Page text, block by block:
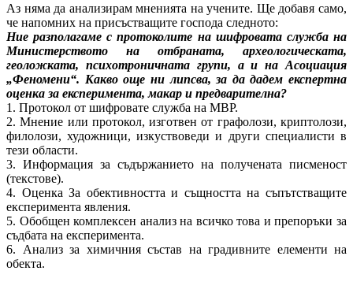
Аз няма да анализирам мненията на учените. Ще добавя само,
че напомних на присъстващите господа следното:
Ние разполагаме с протоколите на шифровата служба на
Министерството на отбраната, археологическата,
геоложката, психотроничната групи, а и на Асоциация
„Феномени“. Какво още ни липсва, за да дадем експертна
оценка за експеримента, макар и предварителна?
1. Протокол от шифровате служба на МВР.
2. Мнение или протокол, изготвен от графолози, криптолози,
филолози, художници, изкуствоведи и други специалисти в
тези области.
3. Информация за съдържанието на получената писменост
(текстове).
4. Оценка За обективността и същността на съпътстващите
експеримента явления.
5. Обобщен комплексен анализ на всичко това и препоръки за
съдбата на експеримента.
6. Анализ за химичния състав на градивните елементи на
обекта.